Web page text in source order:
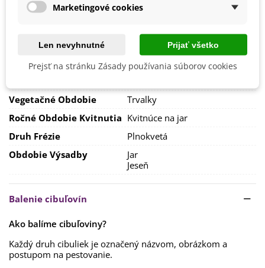
obsah soli,preto ich nesaďte na záhony po karafiátoch či
preliať pôdu veľkým množstvom vody alebo ju zmiešať s
rašelinou.
Hĺbka výsevu by mala byťcca 5 cm.
Frézie sú náročné na svetlo, takže ich saďte naslnečné
stanoviskoalebo do mierneho polotieňa.
Výsev/výsadba
Apríl
Máj
September
Výrobca
SemenaOnline
Vegetačné Obdobie
Trvalky
Ročné Obdobie Kvitnutia Kvitnúce na jar
Druh Frézie
Plnokvetá
Obdobie Výsadby
Jar
Jeseň
Balenie cibuľovín
Ako balíme cibuľoviny?
Každý druh cibuliek je označený názvom, obrázkom a
postupom na pestovanie.
Marketingové cookies
Len nevyhnutné Prijať všetko
Prejsť na stránku Zásady používania súborov cookies